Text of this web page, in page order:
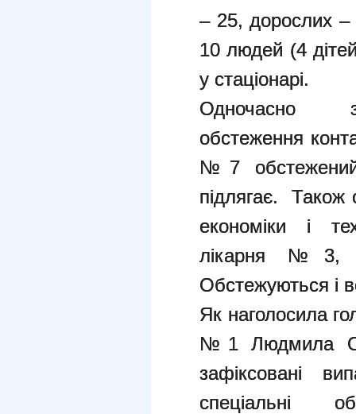
– 25, дорослих –
10 людей (4
у стаціонарі.
Одночасно
обстеження
№7
підлягає. Також
економіки і
лікарня
Обстежуються і
Як наголосила
№1 Людмила
зафіксовані
спеціальні